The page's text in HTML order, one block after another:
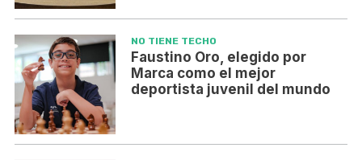
NO TIENE TECHO
Faustino Oro, elegido por
Marca como el mejor
deportista juvenil del mundo